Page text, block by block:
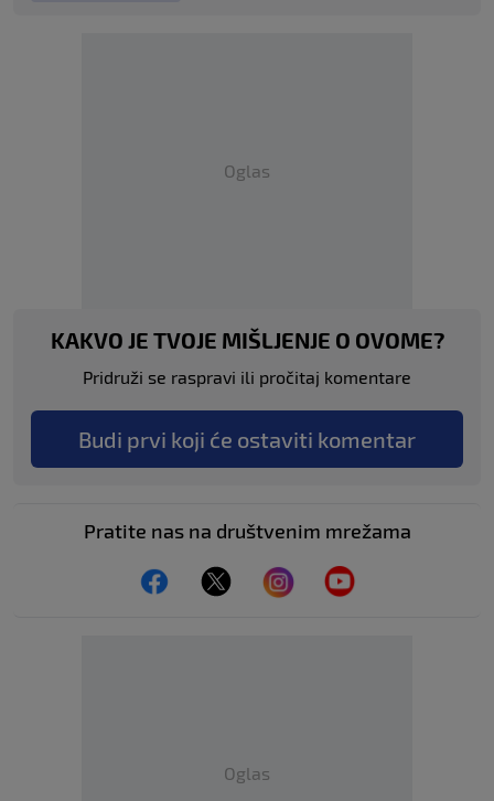
Oglas
KAKVO JE TVOJE MIŠLJENJE O OVOME?
Pridruži se raspravi ili pročitaj komentare
Budi prvi koji će ostaviti komentar
Pratite nas na društvenim mrežama
Oglas